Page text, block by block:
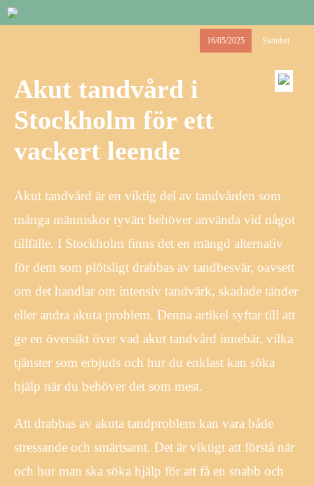
16/05/2025 Skönhet
Akut tandvård i
Stockholm för ett
vackert leende
Akut tandvård är en viktig del av tandvården som
många människor tyvärr behöver använda vid något
tillfälle. I Stockholm finns det en mängd alternativ
för dem som plötsligt drabbas av tandbesvär, oavsett
om det handlar om intensiv tandvärk, skadade tänder
eller andra akuta problem. Denna artikel syftar till att
ge en översikt över vad akut tandvård innebär, vilka
tjänster som erbjuds och hur du enklast kan söka
hjälp när du behöver det som mest.
Att drabbas av akuta tandproblem kan vara både
stressande och smärtsamt. Det är viktigt att förstå när
och hur man ska söka hjälp för att få en snabb och